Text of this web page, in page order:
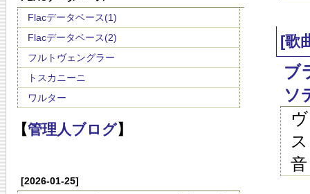
Flacデータベース(1)
Flacデータベース(2)
フルトヴェングラー
トスカニーニ
ワルター
【管理人ブログ】
[2026-01-25]
[歌
ブ
ソ
音